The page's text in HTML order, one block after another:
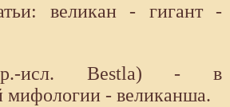
великан - гигант -
исл. Bestla) - в
мифологии - великанша.